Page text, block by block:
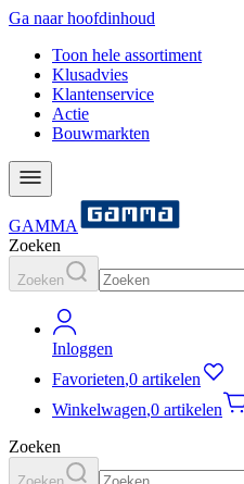
Ga naar hoofdinhoud
Toon hele assortiment
Klusadvies
Klantenservice
Actie
Bouwmarkten
GAMMA
Zoeken
Zoeken
Inloggen
Favorieten,0 artikelen
Winkelwagen,0 artikelen
Zoeken